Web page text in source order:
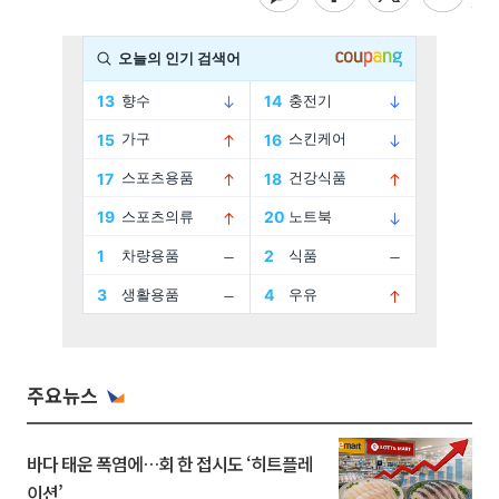
주요뉴스
바다 태운 폭염에…회 한 접시도 ‘히트플레
이션’